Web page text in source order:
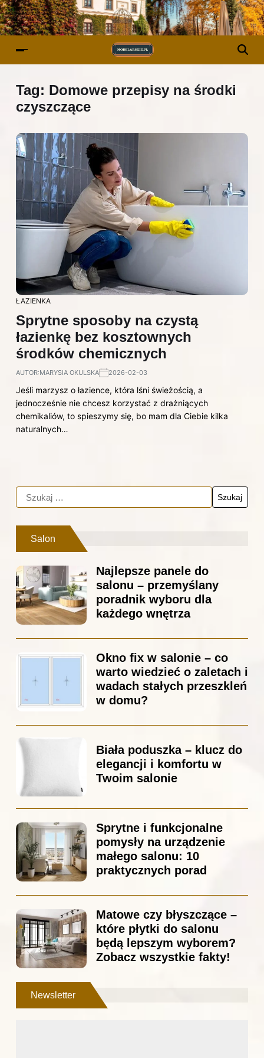
Tag: Domowe przepisy na środki
czyszczące
ŁAZIENKA
Sprytne sposoby na czystą
łazienkę bez kosztownych
środków chemicznych
AUTOR:MARYSIA OKULSKA 2026-02-03
Jeśli marzysz o łazience, która lśni świeżością, a
jednocześnie nie chcesz korzystać z drażniących
chemikaliów, to spieszymy się, bo mam dla Ciebie kilka
naturalnych…
Salon
Najlepsze panele do
salonu – przemyślany
poradnik wyboru dla
każdego wnętrza
Okno fix w salonie – co
warto wiedzieć o zaletach i
wadach stałych przeszkleń
w domu?
Biała poduszka – klucz do
elegancji i komfortu w
Twoim salonie
Sprytne i funkcjonalne
pomysły na urządzenie
małego salonu: 10
praktycznych porad
Matowe czy błyszczące –
które płytki do salonu
będą lepszym wyborem?
Zobacz wszystkie fakty!
Newsletter